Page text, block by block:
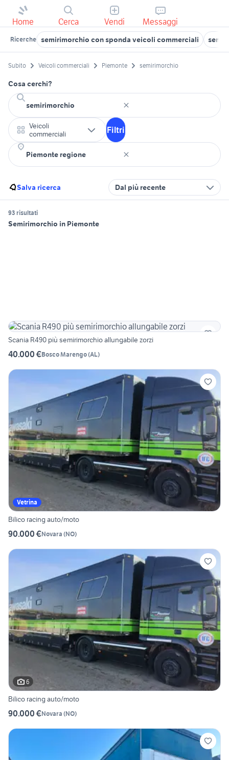
Home Cerca Vendi Messaggi
Ricerche semirimorchio con sponda veicoli commerciali
Subito Veicoli commerciali Piemonte semirimorchio
Cosa cerchi?
Veicoli
commerciali
Filtri
Salva ricerca Dal più recente
93 risultati
Semirimorchio in Piemonte
Scania R490 più semirimorchio allungabile zorzi
40.000 €Bosco Marengo(AL)
Vetrina
Bilico racing auto/moto
90.000 €Novara (NO)
6
Bilico racing auto/moto
90.000 €Novara (NO)